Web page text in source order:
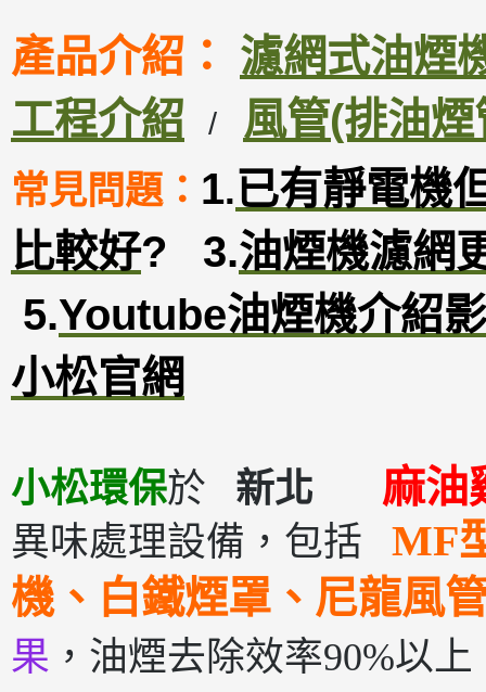
產品介紹： 濾網式油煙
工程介紹
/ 風管(排油煙
常見問題： 1.已有靜電機
比較好? 3.油煙機濾網
5.Youtube油煙機介紹
小松官網
小松環保於 新北 麻
異味處理設備，包括 MF
機、白鐵煙罩、尼龍風
果 ，油煙去除效率90%以